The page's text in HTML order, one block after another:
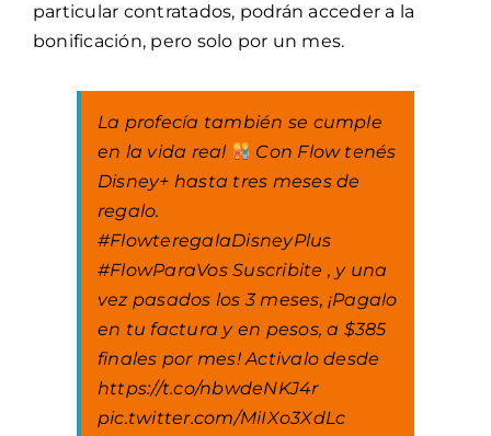
particular contratados, podrán acceder a la
bonificación, pero solo por un mes.
La profecía también se cumple
en la vida real
Con Flow tenés
Disney+ hasta tres meses de
regalo.
#FlowteregalaDisneyPlus
#FlowParaVosSuscribite , y una
vez pasados los 3 meses, ¡Pagalo
en tu factura y en pesos, a $385
finales por mes! Activalo desde
https://t.co/nbwdeNKJ4r
pic.twitter.com/MiIXo3XdLc